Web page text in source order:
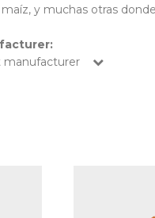
y muchas otras
manufacturer